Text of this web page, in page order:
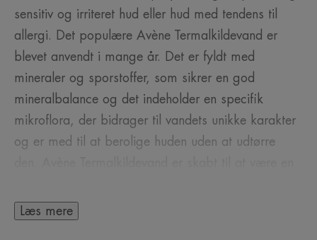
sensitiv og irriteret hud eller hud med tendens til
allergi. Det populære Avène Termalkildevand er
blevet anvendt i mange år. Det er fyldt med
mineraler og sporstoffer, som sikrer en god
mineralbalance og det indeholder en specifik
mikroflora, der bidrager til vandets unikke karakter
og er med til at berolige huden uden at udtørre
mineralet silica, som giver blødhed og velvære og
Læs mere